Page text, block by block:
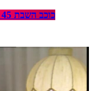
כוכב השבת 45 – בריאן פרי + רוקסי מיוזיק